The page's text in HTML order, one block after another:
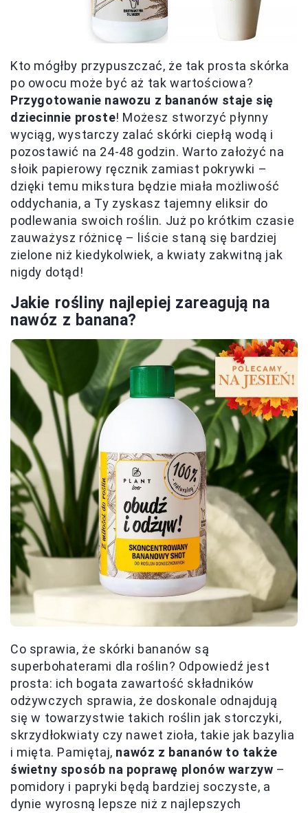
Kto mógłby przypuszczać, że tak prosta skórka
po owocu może być aż tak wartościowa?
Przygotowanie nawozu z bananów staje się
dziecinnie proste! Możesz stworzyć płynny
wyciąg, wystarczy zalać skórki ciepłą wodą i
pozostawić na 24-48 godzin. Warto założyć na
słoik papierowy ręcznik zamiast pokrywki –
dzięki temu mikstura będzie miała możliwość
oddychania, a Ty zyskasz tajemny eliksir do
podlewania swoich roślin. Już po krótkim czasie
zauważysz różnicę – liście staną się bardziej
zielone niż kiedykolwiek, a kwiaty zakwitną jak
nigdy dotąd!
Jakie rośliny najlepiej zareagują na
nawóz z banana?
Co sprawia, że skórki bananów są
superbohaterami dla roślin? Odpowiedź jest
prosta: ich bogata zawartość składników
odżywczych sprawia, że doskonale odnajdują
się w towarzystwie takich roślin jak storczyki,
skrzydłokwiaty czy nawet zioła, takie jak bazylia
i mięta. Pamiętaj, nawóz z bananów to także
świetny sposób na poprawę plonów warzyw –
pomidory i papryki będą bardziej soczyste, a
dynie wyrosną lepsze niż z najlepszych